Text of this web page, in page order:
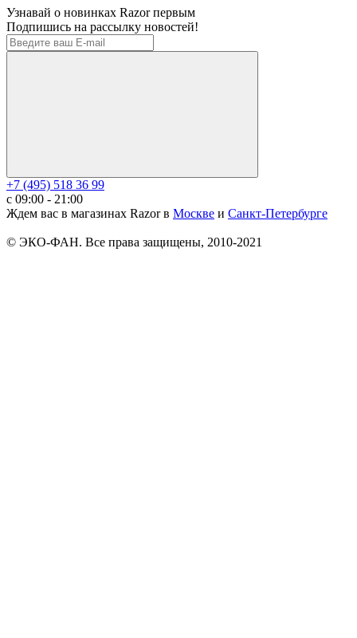
Узнавай о новинках Razor первым
Подпишись на рассылку новостей!
+7 (495) 518 36 99
c 09:00 - 21:00
Ждем вас в магазинах Razor в Москве и Санкт-Петербурге
© ЭКО-ФАН. Все права защищены, 2010-2021